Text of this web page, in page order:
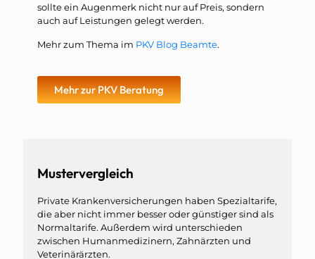
sollte ein Augenmerk nicht nur auf Preis, sondern
auch auf Leistungen gelegt werden.
Mehr zum Thema im PKV Blog Beamte.
Mehr zur PKV Beratung
Mustervergleich
Private Krankenversicherungen haben Spezialtarife,
die aber nicht immer besser oder günstiger sind als
Normaltarife. Außerdem wird unterschieden
zwischen Humanmedizinern, Zahnärzten und
Veterinärärzten.